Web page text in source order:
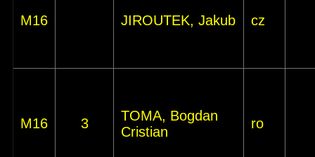
M16 JIROUTEK, Jakub cz
M16 3
TOMA, Bogdan
Cristian
ro